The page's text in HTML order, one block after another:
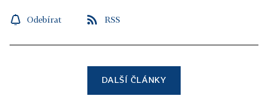
Odebírat RSS
DALŠÍ ČLÁNKY